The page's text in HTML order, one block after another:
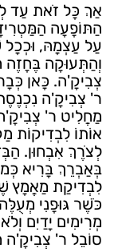
אַךְ כָּל זֹאת עַד
הַתּוֹפָעָה
עַל עַצְמָהּ,
וְהַתְּעוּקָה בֶּחָזֶה
צְבִיקָ'ה. כָּאן
ר' צְבִיקָ'ה
מַחֲלִיט ר'
אוֹתוֹ לִבְדִיקוֹת
לְצֹרֶךְ אִבְחוּן.
בְּאַבְרֵךְ בָּרִיא
לִבְדִיקַת מַאֲמָץ
כֹּשֶׁר גּוּפָנִי
מְרִימִים יָדַיִם
סוֹבֵל ר' צְבִיקָ'ה